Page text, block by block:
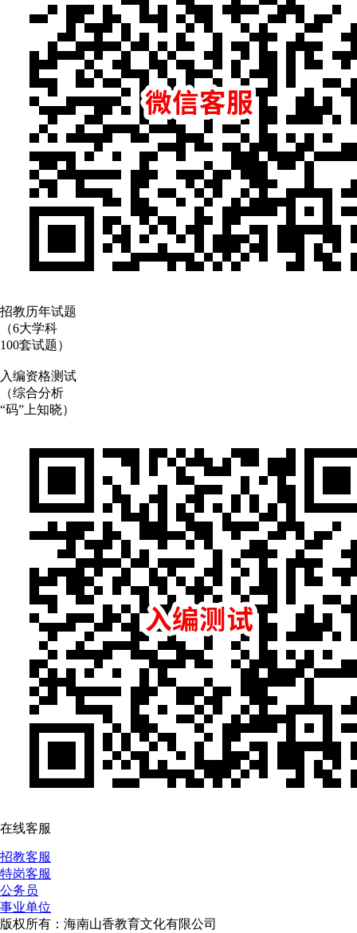
招教历年试题
（6大学科
100套试题）
入编资格测试
（综合分析
“码”上知晓）
在线客服
招教客服
特岗客服
公务员
事业单位
版权所有：海南山香教育文化有限公司